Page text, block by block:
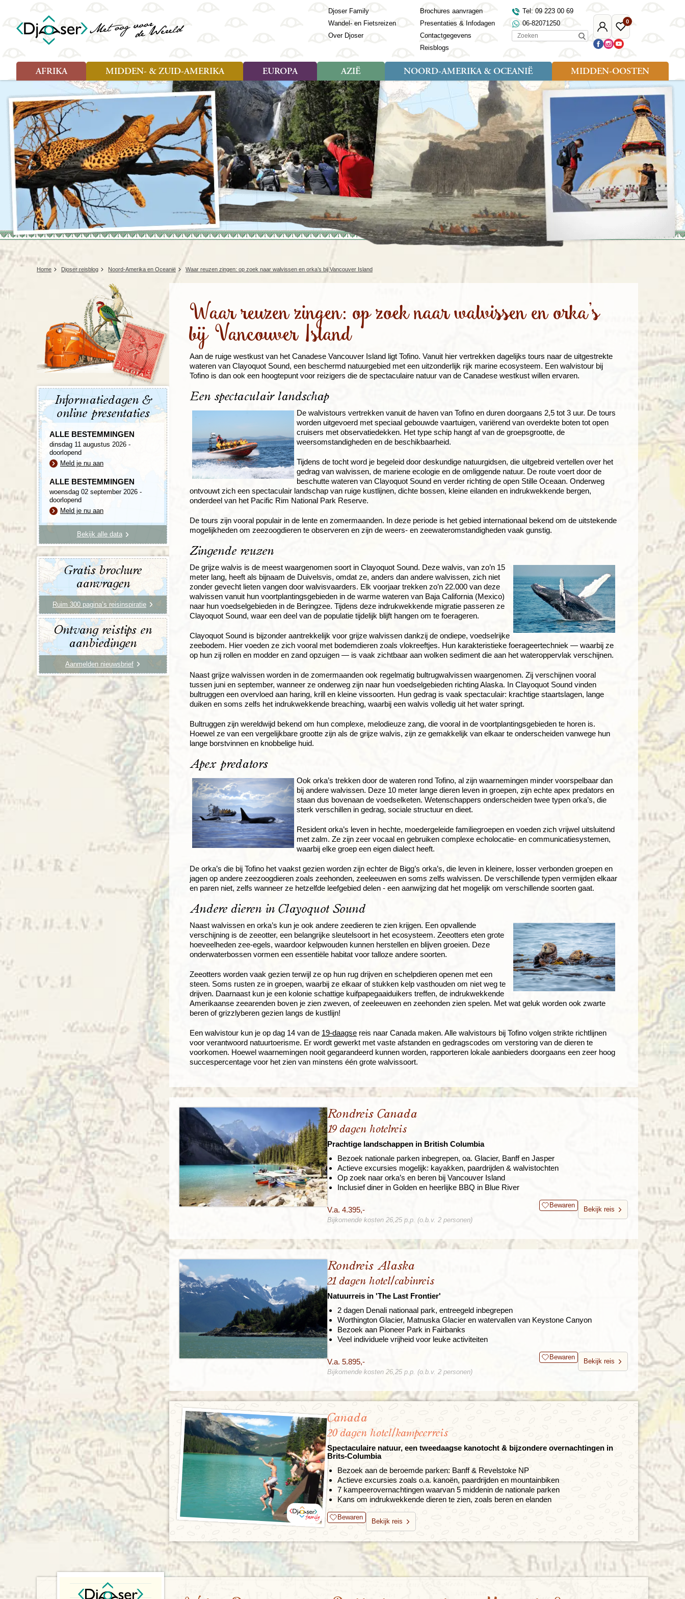
Mijn
Djoser
0
Favoriete
reizen
Djoser Family
Wandel- en Fietsreizen
Over Djoser
Brochures aanvragen
Presentaties & Infodagen
Contactgegevens
Reisblogs
Tel: 09 223 00 69
06-82071250
Zoeken
AFRIKA
Rondreis (26)
Familiereis (10)
Fietsreis (2)
Wandelreis (1)
Cultuur (3)
Natuur (6)
Nieuwe reizen
Voodoo in Benin en Togo, 16
dagen
Landen
Botswana
Egypte
Ghana
Kaapverdië
Madagaskar
Malawi
Marokko
Mauritius
Mozambique
Namibië
Oeganda
Sao Tomé en Principe
Swaziland
Tanzania
Togo
Zambia
Zanzibar
Zimbabwe
Zuid-Afrika
MIDDEN- & ZUID-AMERIKA
Soort reizen
Familiereis (10)
Fietsreis (1)
Cultuur (9)
Natuur (13)
Landen
Amazone
Argentinië
Belize
Bolivia
Brazilië
Chili
Colombia
Costa Rica
Cuba
Ecuador
El Salvador
(Frans) Guyana
Galapagos
Guatemala
Honduras
Mexico
Nicaragua
Paaseiland
Paraguay
Peru
Suriname
EUROPA
Soort reizen
Rondreis (28)
Familiereis (11)
Fietsreis (8)
Wandelreis (23)
Cultuur (12)
Natuur (3)
Landen
Albanië
Andorra
Armenië
Azerbeidzjan
Azoren
Balkan
Baltische Staten
Bosnië en Herzegovina
Bulgarije
Engeland
Estland
Finland
Frankrijk
Griekenland
IJsland
Ierland
Italië
Kaapverdië
Kosovo
Kroatië
Lapland
Letland
Litouwen
Madeira
Montenegro
Noorwegen
Polen
Portugal
Roemenië
Sardinië
Schotland
Servië
Spanje
Turkije
Verenigd Koninkrijk
Wales
AZIË
Soort reizen
Rondreis (57)
Familiereis (22)
Fietsreis (3)
Cultuur (28)
Natuur (16)
Nieuwe reizen
Rondreis China & Tibet, 42
dagen
Rondreis Sulawesi &
Molukken, 22 dagen
Landen
Bangladesh
Bhutan
Cambodja
China
Filipijnen
India
Indochina
Indonesië
Japan
Jordanië
Kazachstan
Kirgizië
Laos
Malediven
Maleisië
Mongolië
Nepal
Oezbekistan
Singapore
Sri Lanka
Taiwan
Tibet
Turkmenistan
Vietnam
Zijderoute
Zuid-Korea
NOORD-AMERIKA & OCEANIË
Soort reizen
Rondreis (7)
Familiereis (2)
Landen
Alaska
Australië
Canada
Nieuw-Zeeland
Verenigde Staten
MIDDEN-OOSTEN
Soort reizen
Rondreis (18)
Familiereis (9)
Fietsreis (1)
Wandelreis (3)
Cultuur (8)
Landen
Marokko
Oman
Saoedi-Arabië
Tunesië
Home Djoser reisblog Noord-Amerika en Oceanië Waar reuzen zingen: op zoek naar walvissen en orka’s bij Vancouver Island
Waar reuzen zingen: op zoek naar walvissen en orka’s
bij Vancouver Island
Aan de ruige westkust van het Canadese Vancouver Island ligt Tofino. Vanuit hier vertrekken dagelijks tours naar de uitgestrekte
wateren van Clayoquot Sound, een beschermd natuurgebied met een uitzonderlijk rijk marine ecosysteem. Een walvistour bij
Tofino is dan ook een hoogtepunt voor reizigers die de spectaculaire natuur van de Canadese westkust willen ervaren.
Een spectaculair landschap
De walvistours vertrekken vanuit de haven van Tofino en duren doorgaans 2,5 tot 3 uur. De tours
worden uitgevoerd met speciaal gebouwde vaartuigen, variërend van overdekte boten tot open
cruisers met observatiedekken. Het type schip hangt af van de groepsgrootte, de
weersomstandigheden en de beschikbaarheid.
Tijdens de tocht word je begeleid door deskundige natuurgidsen, die uitgebreid vertellen over het
gedrag van walvissen, de mariene ecologie en de omliggende natuur. De route voert door de
beschutte wateren van Clayoquot Sound en verder richting de open Stille Oceaan. Onderweg
ontvouwt zich een spectaculair landschap van ruige kustlijnen, dichte bossen, kleine eilanden en indrukwekkende bergen,
onderdeel van het Pacific Rim National Park Reserve.
De tours zijn vooral populair in de lente en zomermaanden. In deze periode is het gebied internationaal bekend om de uitstekende
mogelijkheden om zeezoogdieren te observeren en zijn de weers- en zeewateromstandigheden vaak gunstig.
Zingende reuzen
De grijze walvis is de meest waargenomen soort in Clayoquot Sound. Deze walvis, van zo’n 15
meter lang, heeft als bijnaam de Duivelsvis, omdat ze, anders dan andere walvissen, zich niet
zonder gevecht lieten vangen door walvisvaarders. Elk voorjaar trekken zo’n 22.000 van deze
walvissen vanuit hun voortplantingsgebieden in de warme wateren van Baja California (Mexico)
naar hun voedselgebieden in de Beringzee. Tijdens deze indrukwekkende migratie passeren ze
Clayoquot Sound, waar een deel van de populatie tijdelijk blijft hangen om te foerageren.
Clayoquot Sound is bijzonder aantrekkelijk voor grijze walvissen dankzij de ondiepe, voedselrijke
zeebodem. Hier voeden ze zich vooral met bodemdieren zoals vlokreeftjes. Hun karakteristieke foerageertechniek — waarbij ze
op hun zij rollen en modder en zand opzuigen — is vaak zichtbaar aan wolken sediment die aan het wateroppervlak verschijnen.
Naast grijze walvissen worden in de zomermaanden ook regelmatig bultrugwalvissen waargenomen. Zij verschijnen vooral
tussen juni en september, wanneer ze onderweg zijn naar hun voedselgebieden richting Alaska. In Clayoquot Sound vinden
bultruggen een overvloed aan haring, krill en kleine vissoorten. Hun gedrag is vaak spectaculair: krachtige staartslagen, lange
duiken en soms zelfs het indrukwekkende breaching, waarbij een walvis volledig uit het water springt.
Bultruggen zijn wereldwijd bekend om hun complexe, melodieuze zang, die vooral in de voortplantingsgebieden te horen is.
Hoewel ze van een vergelijkbare grootte zijn als de grijze walvis, zijn ze gemakkelijk van elkaar te onderscheiden vanwege hun
lange borstvinnen en knobbelige huid.
Apex predators
Ook orka’s trekken door de wateren rond Tofino, al zijn waarnemingen minder voorspelbaar dan
bij andere walvissen. Deze 10 meter lange dieren leven in groepen, zijn echte apex predators en
staan dus bovenaan de voedselketen. Wetenschappers onderscheiden twee typen orka’s, die
sterk verschillen in gedrag, sociale structuur en dieet.
Resident orka’s leven in hechte, moedergeleide familiegroepen en voeden zich vrijwel uitsluitend
met zalm. Ze zijn zeer vocaal en gebruiken complexe echolocatie- en communicatiesystemen,
waarbij elke groep een eigen dialect heeft.
De orka’s die bij Tofino het vaakst gezien worden zijn echter de Bigg’s orka’s, die leven in kleinere, losser verbonden groepen en
jagen op andere zeezoogdieren zoals zeehonden, zeeleeuwen en soms zelfs walvissen. De verschillende typen vermijden elkaar
en paren niet, zelfs wanneer ze hetzelfde leefgebied delen - een aanwijzing dat het mogelijk om verschillende soorten gaat.
Andere dieren in Clayoquot Sound
Naast walvissen en orka’s kun je ook andere zeedieren te zien krijgen. Een opvallende
verschijning is de zeeotter, een belangrijke sleutelsoort in het ecosysteem. Zeeotters eten grote
hoeveelheden zee-egels, waardoor kelpwouden kunnen herstellen en blijven groeien. Deze
onderwaterbossen vormen een essentiële habitat voor talloze andere soorten.
Zeeotters worden vaak gezien terwijl ze op hun rug drijven en schelpdieren openen met een
steen. Soms rusten ze in groepen, waarbij ze elkaar of stukken kelp vasthouden om niet weg te
drijven. Daarnaast kun je een kolonie schattige kuifpapegaaiduikers treffen, de indrukwekkende
Amerikaanse zeearenden boven je zien zweven, of zeeleeuwen en zeehonden zien spelen. Met wat geluk worden ook zwarte
beren of grizzlyberen gezien langs de kustlijn!
Een walvistour kun je op dag 14 van de 19-daagse reis naar Canada maken. Alle walvistours bij Tofino volgen strikte richtlijnen
voor verantwoord natuurtoerisme. Er wordt gewerkt met vaste afstanden en gedragscodes om verstoring van de dieren te
voorkomen. Hoewel waarnemingen nooit gegarandeerd kunnen worden, rapporteren lokale aanbieders doorgaans een zeer hoog
succespercentage voor het zien van minstens één grote walvissoort.
Rondreis Canada
19 dagen hotelreis
Prachtige landschappen in British Columbia
Bezoek nationale parken inbegrepen, oa. Glacier, Banff en Jasper
Actieve excursies mogelijk: kayakken, paardrijden & walvistochten
Op zoek naar orka’s en beren bij Vancouver Island
Inclusief diner in Golden en heerlijke BBQ in Blue River
V.a. 4.395,- Bewaren
Bekijk reis
Bijkomende kosten 26,25 p.p. (o.b.v. 2 personen)
Rondreis Alaska
21 dagen hotel/cabinreis
Natuurreis in 'The Last Frontier'
2 dagen Denali nationaal park, entreegeld inbegrepen
Worthington Glacier, Matnuska Glacier en watervallen van Keystone Canyon
Bezoek aan Pioneer Park in Fairbanks
Veel individuele vrijheid voor leuke activiteiten
V.a. 5.895,- Bewaren
Bekijk reis
Bijkomende kosten 26,25 p.p. (o.b.v. 2 personen)
Canada
20 dagen hotel/kampeerreis
Spectaculaire natuur, een tweedaagse kanotocht & bijzondere overnachtingen in
Brits-Columbia
Bezoek aan de beroemde parken: Banff & Revelstoke NP
Actieve excursies zoals o.a. kanoën, paardrijden en mountainbiken
7 kampeerovernachtingen waarvan 5 middenin de nationale parken
Kans om indrukwekkende dieren te zien, zoals beren en elanden
Bewaren
Bekijk reis
Informatiedagen &
online presentaties
ALLE BESTEMMINGEN
dinsdag 11 augustus 2026 -
doorlopend
Meld je nu aan
ALLE BESTEMMINGEN
woensdag 02 september 2026 -
doorlopend
Meld je nu aan
Bekijk alle data
Gratis brochure
aanvragen
Ruim 300 pagina’s reisinspiratie
Ontvang reistips en
aanbiedingen
Aanmelden nieuwsbrief